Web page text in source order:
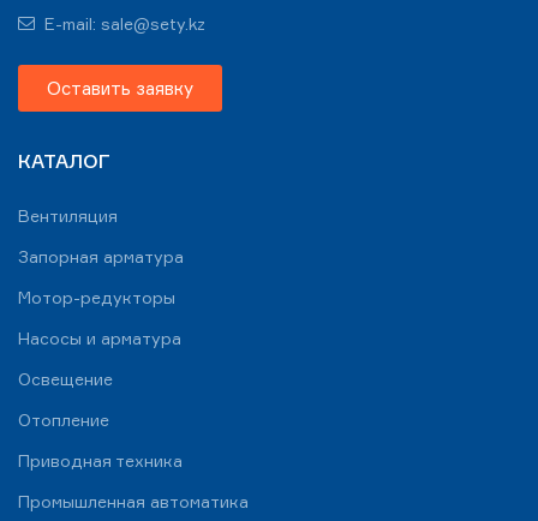
E-mail: sale@sety.kz
Оставить заявку
КАТАЛОГ
Вентиляция
Запорная арматура
Мотор-редукторы
Насосы и арматура
Освещение
Отопление
Приводная техника
Промышленная автоматика